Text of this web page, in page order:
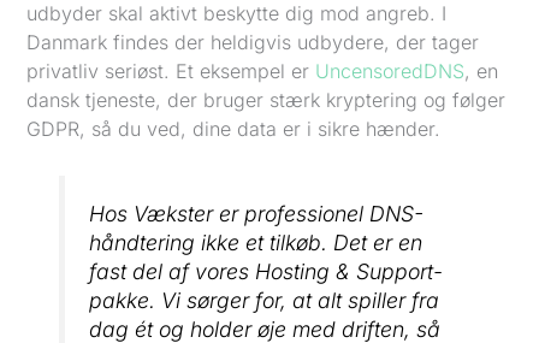
udbyder skal aktivt beskytte dig mod angreb. I
Danmark findes der heldigvis udbydere, der tager
privatliv seriøst. Et eksempel er UncensoredDNS, en
dansk tjeneste, der bruger stærk kryptering og følger
GDPR, så du ved, dine data er i sikre hænder.
Hos Vækster er professionel DNS-
håndtering ikke et tilkøb. Det er en
fast del af vores Hosting & Support-
pakke. Vi sørger for, at alt spiller fra
dag ét og holder øje med driften, så